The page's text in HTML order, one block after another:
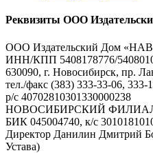
Реквизиты ООО
ООО Издательский Дом
ИНН/КПП 5408178776/
630090, г. Новосибирск, пр.
тел./факс (383) 333-33-06, 333-
р/с 40702810301330000238
НОВОСИБИРСКИЙ
БИК 045004740, к/с
Директор Данилин Дмитрий
Устава)